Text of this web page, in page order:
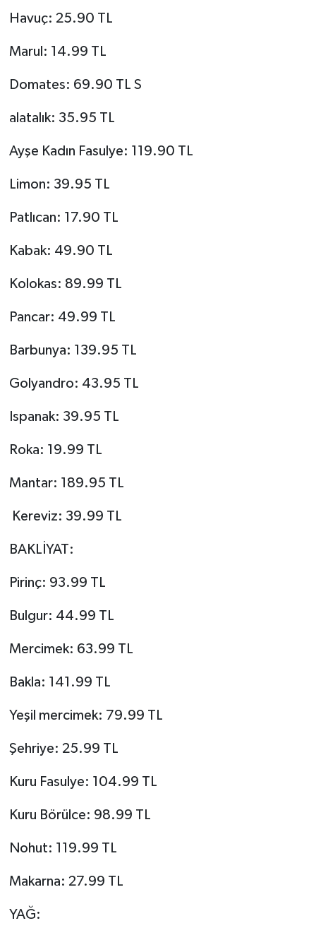
Havuç: 25.90 TL
Marul: 14.99 TL
Domates: 69.90 TL S
alatalık: 35.95 TL
Ayşe Kadın Fasulye: 119.90 TL
Limon: 39.95 TL
Patlıcan: 17.90 TL
Kabak: 49.90 TL
Kolokas: 89.99 TL
Pancar: 49.99 TL
Barbunya: 139.95 TL
Golyandro: 43.95 TL
Ispanak: 39.95 TL
Roka: 19.99 TL
Mantar: 189.95 TL
Kereviz: 39.99 TL
BAKLİYAT:
Pirinç: 93.99 TL
Bulgur: 44.99 TL
Mercimek: 63.99 TL
Bakla: 141.99 TL
Yeşil mercimek: 79.99 TL
Şehriye: 25.99 TL
Kuru Fasulye: 104.99 TL
Kuru Börülce: 98.99 TL
Nohut: 119.99 TL
Makarna: 27.99 TL
YAĞ: